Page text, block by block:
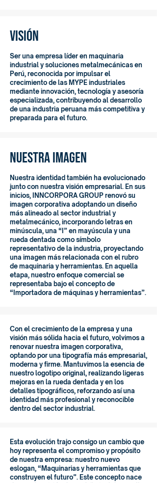
Visión
Ser una empresa líder en maquinaria
industrial y soluciones metalmecánicas en
Perú, reconocida por impulsar el
crecimiento de las MYPE industriales
mediante innovación, tecnología y asesoría
especializada, contribuyendo al desarrollo
de una industria peruana más competitiva y
preparada para el futuro.
Nuestra imagen
Nuestra identidad también ha evolucionado
junto con nuestra visión empresarial. En sus
inicios, INNCORPORA GROUP renovó su
imagen corporativa adoptando un diseño
más alineado al sector industrial y
metalmecánico, incorporando letras en
minúscula, una “I” en mayúscula y una
rueda dentada como símbolo
representativo de la industria, proyectando
una imagen más relacionada con el rubro
de maquinaria y herramientas. En aquella
etapa, nuestro enfoque comercial se
representaba bajo el concepto de
“Importadora de máquinas y herramientas”.
Con el crecimiento de la empresa y una
visión más sólida hacia el futuro, volvimos a
renovar nuestra imagen corporativa,
optando por una tipografía más empresarial,
moderna y firme. Mantuvimos la esencia de
nuestro logotipo original, realizando ligeras
mejoras en la rueda dentada y en los
detalles tipográficos, reforzando así una
identidad más profesional y reconocible
dentro del sector industrial.
Esta evolución trajo consigo un cambio que
hoy representa el compromiso y propósito
de nuestra empresa: nuestro nuevo
eslogan, “Maquinarias y herramientas que
construyen el futuro”. Este concepto nace